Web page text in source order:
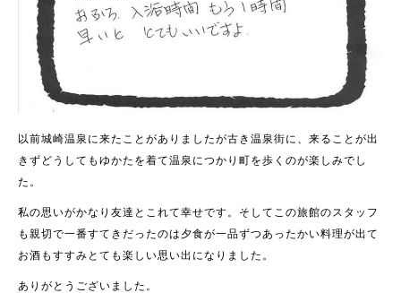
以前城崎温泉に来たことがありましたが古き温泉街に、来ることが出
きずどうしてもゆかたを着て温泉につかり町を歩くのが楽しみでし
た。
私の思いがかなり友達とこれて幸せです。そしてこの旅館のスタッフ
も親切で一番すてきだったのは夕食が一品ずつあったかい料理が出て
お酒もすすみとても楽しい思い出になりました。
ありがとうございました。